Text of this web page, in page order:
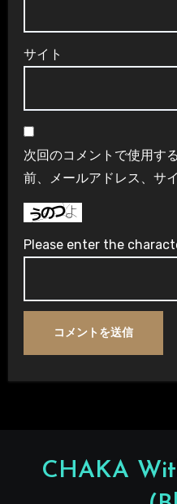
サイト
次回のコメントで使用す
前、メールアドレス、サ
Please enter the
CHAKA